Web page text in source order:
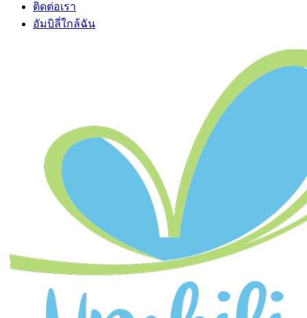
ติดต่อเรา
อัมบิลี่ใกล้ฉัน